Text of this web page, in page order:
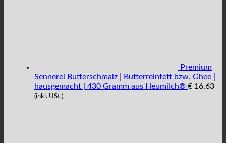
Premium
Sennerei Butterschmalz | Butterreinfett bzw. Ghee |
hausgemacht | 430 Gramm aus Heumilch® € 16,63
(inkl. USt.)